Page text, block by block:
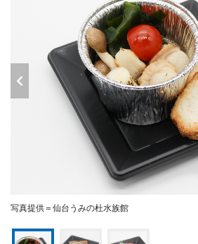
写真提供＝仙台うみの杜水族館